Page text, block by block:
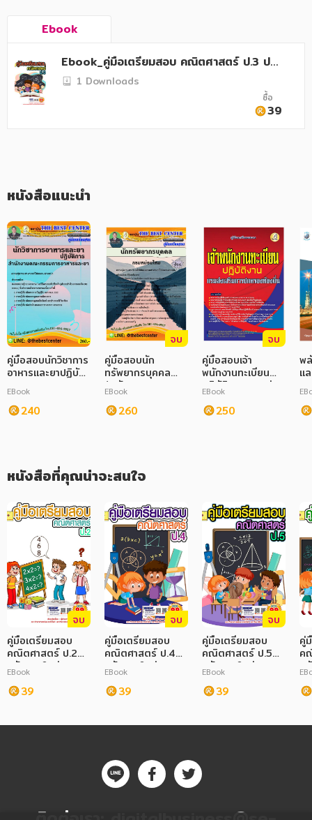
การเงิน การลงทุน บริหาร
นิตยสาร หนังสือพิมพ์
ครอบครัว
วรรณกรรม
เทคโนโลยี การสื่อสาร วิทยาศาสตร์
ภาษาศาสตร์
หนังสือเด็ก
การพัฒนาตนเอง
ความรู้ทั่วไป
การ์ตูนความรู้ การ์ตูน
การ์ตูนมังงะ (Manga)
ร้านนายอินทร์ , MEB , อุ๊กบี, ซีเอ็ด , hytexts , ศูนย์หนังสือจุฬา ฯ
และDDebook
ทั่วไปไม่ได้ สามารถซื้อออนไลน์ที่แอปต่าง ๆ โดยสแกน QR โค้ดข้าง
ล่างนี้
(ที่ช้อปปี้มีหนังสือมากที่สุด)
Ebook
Ebook_คู่มือเตรียมสอบ คณิตศาสตร์ ป.3 ปรั
บปรุงใหม่ 2568
1 Downloads
ซื้อ
39
หนังสือแนะนำ
คู่มือสอบนักวิชาการ
อาหารและยาปฏิบัติ
การ สนง.คณะ
กรรมการอาหารและ
ยา
EBook
240
จบ
คู่มือสอบนัก
ทรัพยากรบุคคล
(พนักงานราชการ
ทั่วไป) กรมหม่อน
ไหม
EBook
260
จบ
คู่มือสอบเจ้า
พนักงานทะเบียน
ปฏิบัติงาน กรมส่ง
เสริมการปกครอง
ท้องถิ่น
EBook
250
พ
แ
หนังสือที่คุณน่าจะสนใจ
จบ
คู่มือเตรียมสอบ
คณิตศาสตร์ ป.2
ปรับปรุงใหม่ 2568
EBook
39
จบ
คู่มือเตรียมสอบ
คณิตศาสตร์ ป.4
ปรับปรุงใหม่ 2568
EBook
39
จบ
คู่มือเตรียมสอบ
คณิตศาสตร์ ป.5
ปรับปรุงใหม่ 2568
EBook
39
คู่
ค
ป